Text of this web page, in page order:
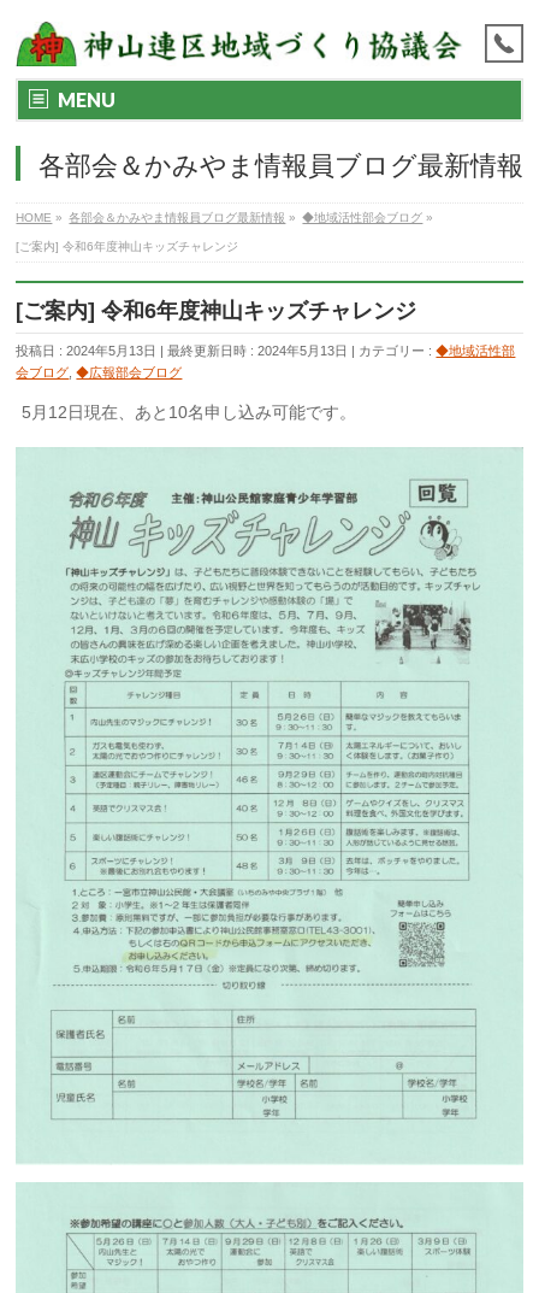
MENU
各部会＆かみやま情報員ブログ最新情報
HOME » 各部会＆かみやま情報員ブログ最新情報 » ◆地域活性部会ブログ »
[ご案内] 令和6年度神山キッズチャレンジ
[ご案内] 令和6年度神山キッズチャレンジ
投稿日 : 2024年5月13日 最終更新日時 : 2024年5月13日 カテゴリー :◆地域活性部
会ブログ ,◆広報部会ブログ
5月12日現在、あと10名申し込み可能です。